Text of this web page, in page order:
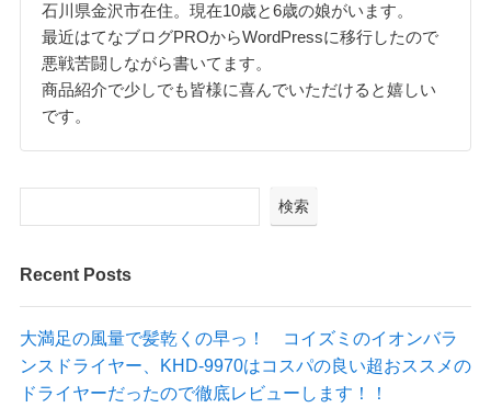
石川県金沢市在住。現在10歳と6歳の娘がいます。
最近はてなブログPROからWordPressに移行したので
悪戦苦闘しながら書いてます。
商品紹介で少しでも皆様に喜んでいただけると嬉しい
です。
検索
Recent Posts
大満足の風量で髪乾くの早っ！ コイズミのイオンバラ
ンスドライヤー、KHD-9970はコスパの良い超おススメの
ドライヤーだったので徹底レビューします！！